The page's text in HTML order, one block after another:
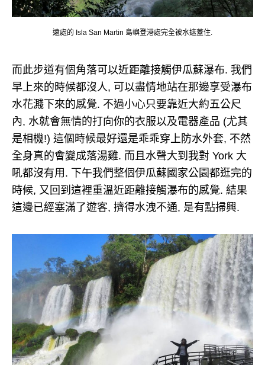
遠處的 Isla San Martin 島嶼登港處完全被水遮蓋住.
而此步道有個角落可以近距離接觸伊瓜蘇瀑布. 我們
早上來的時候都沒人, 可以盡情地站在那邊享受瀑布
水花濺下來的感覺. 不過小心只要靠近大約五公尺
內, 水就會無情的打向你的衣服以及電器產品 (尤其
是相機!) 這個時候最好還是乖乖穿上防水外套, 不然
全身真的會變成落湯雞. 而且水聲大到我對 York 大
吼都沒有用. 下午我們整個伊瓜蘇國家公園都逛完的
時候, 又回到這裡重溫近距離接觸瀑布的感覺. 結果
這邊已經塞滿了遊客, 擠得水洩不通, 是有點掃興.